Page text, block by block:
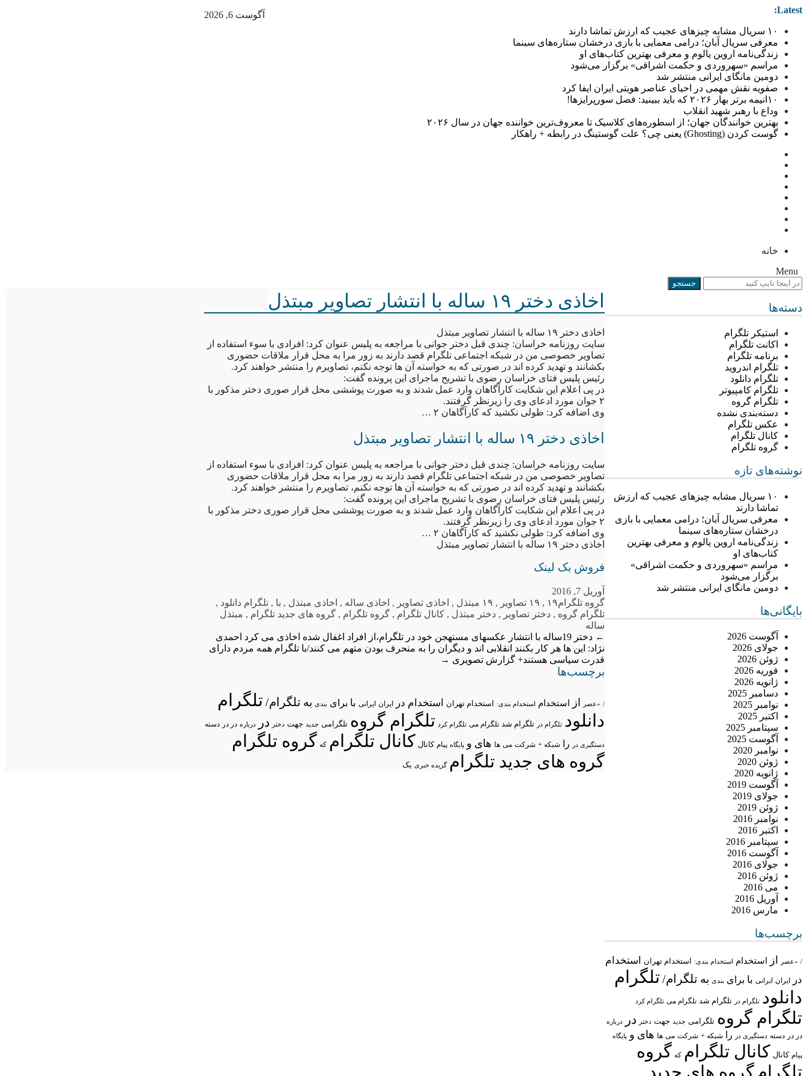
آگوست 6, 2026 Latest:
۱۰ سریال مشابه چیزهای عجیب که ارزش تماشا دارند
معرفی سریال آبان؛ درامی معمایی با بازی درخشان ستاره‌های سینما
زندگی‌نامه اروین یالوم و معرفی بهترین کتاب‌های او
مراسم «سهروردی و حکمت اشراقی» برگزار می‌شود
دومین مانگای ایرانی منتشر شد
صفویه نقش مهمی در احیای عناصر هویتی ایران ایفا کرد
۱۰انیمه برتر بهار ۲۰۲۶ که باید ببینید: فصل سورپرایزها!
وداع با رهبر شهید انقلاب
بهترین خوانندگان جهان؛ از اسطوره‌های کلاسیک تا معروف‌ترین خواننده جهان در سال ۲۰۲۶
گوست کردن (Ghosting) یعنی چی؟ علت گوستینگ در رابطه + راهکار
خانه
Menu
دسته‌ها
استیکر تلگرام
اکانت تلگرام
برنامه تلگرام
تلگرام اندروید
تلگرام دانلود
تلگرام کامپیوتر
تلگرام گروه
دسته‌بندی نشده
عکس تلگرام
کانال تلگرام
گروه تلگرام
نوشته‌های تازه
۱۰ سریال مشابه چیزهای عجیب که ارزش
تماشا دارند
معرفی سریال آبان؛ درامی معمایی با بازی
درخشان ستاره‌های سینما
زندگی‌نامه اروین یالوم و معرفی بهترین
کتاب‌های او
مراسم «سهروردی و حکمت اشراقی»
برگزار می‌شود
دومین مانگای ایرانی منتشر شد
بایگانی‌ها
آگوست 2026
جولای 2026
ژوئن 2026
فوریه 2026
ژانویه 2026
دسامبر 2025
نوامبر 2025
اکتبر 2025
سپتامبر 2025
آگوست 2025
نوامبر 2020
ژوئن 2020
ژانویه 2020
آگوست 2019
جولای 2019
ژوئن 2019
نوامبر 2016
اکتبر 2016
سپتامبر 2016
آگوست 2016
جولای 2016
ژوئن 2016
می 2016
آوریل 2016
مارس 2016
برچسب‌ها
/ «عصر از استخدام استخدام بندی: استخدام تهران
استخدام
در
ایران ایرانی با برای بندی به تلگرام/ تلگرام
دانلود تلگرام در تلگرام شد تلگرام می تلگرام کرد
تلگرام گروه تلگرامی جدید جهت دختر در درباره
در در دسته دستگیری در را شبکه + شرکت می ها های و پایگاه
پیام کانال کانال تلگرام که گروه
تلگرام گروه های جدید
اخاذی دختر ۱۹ ساله با انتشار تصاویر مبتذل
اخاذی دختر ۱۹ ساله با انتشار تصاویر مبتذل
سایت روزنامه خراسان: چندی قبل دختر جوانی با مراجعه به پلیس عنوان کرد: افرادی با سوء استفاده از
تصاویر خصوصی من در شبکه اجتماعی تلگرام قصد دارند به زور مرا به محل قرار ملاقات حضوری
بکشانند و تهدید کرده اند در صورتی که به خواسته آن ها توجه نکنم، تصاویرم را منتشر خواهند کرد.
رئیس پلیس فتای خراسان رضوی با تشریح ماجرای این پرونده گفت:
در پی اعلام این شکایت کارآگاهان وارد عمل شدند و به صورت پوششی محل قرار صوری دختر مذکور با
۲ جوان مورد ادعای وی را زیرنظر گرفتند.
وی اضافه کرد: طولی نکشید که کارآگاهان ۲ …
اخاذی دختر ۱۹ ساله با انتشار تصاویر مبتذل
سایت روزنامه خراسان: چندی قبل دختر جوانی با مراجعه به پلیس عنوان کرد: افرادی با سوء استفاده از
تصاویر خصوصی من در شبکه اجتماعی تلگرام قصد دارند به زور مرا به محل قرار ملاقات حضوری
بکشانند و تهدید کرده اند در صورتی که به خواسته آن ها توجه نکنم، تصاویرم را منتشر خواهند کرد.
رئیس پلیس فتای خراسان رضوی با تشریح ماجرای این پرونده گفت:
در پی اعلام این شکایت کارآگاهان وارد عمل شدند و به صورت پوششی محل قرار صوری دختر مذکور با
۲ جوان مورد ادعای وی را زیرنظر گرفتند.
وی اضافه کرد: طولی نکشید که کارآگاهان ۲ …
اخاذی دختر ۱۹ ساله با انتشار تصاویر مبتذل
فروش بک لینک
آوریل 7, 2016
گروه تلگرام۱۹ , ۱۹ تصاویر , ۱۹ مبتذل , اخاذی تصاویر , اخاذی ساله , اخاذی مبتذل , با , تلگرام دانلود ,
تلگرام گروه , دختر تصاویر , دختر مبتذل , کانال تلگرام , گروه تلگرام , گروه های جدید تلگرام , مبتذل
ساله
← دختر 19ساله با انتشار عکسهای مستهجن خود در تلگرام،از افراد اغفال شده اخاذی می کرد
احمدی
نژاد: این ها هر کار بکنند انقلابی اند و دیگران را به منحرف بودن متهم می کنند/با تلگرام همه مردم دارای
قدرت سیاسی هستند+ گزارش تصویری →
برچسب‌ها
/ «عصر از استخدام استخدام بندی: استخدام تهران استخدام در ایران ایرانی با برای بندی به تلگرام/ تلگرام
دانلود تلگرام در تلگرام شد تلگرام می تلگرام کرد تلگرام گروه تلگرامی جدید جهت دختر در درباره در در دسته
دستگیری در را شبکه + شرکت می ها های و پایگاه پیام کانال کانال تلگرام که گروه تلگرام
گروه های جدید تلگرام گزیده خبری یک